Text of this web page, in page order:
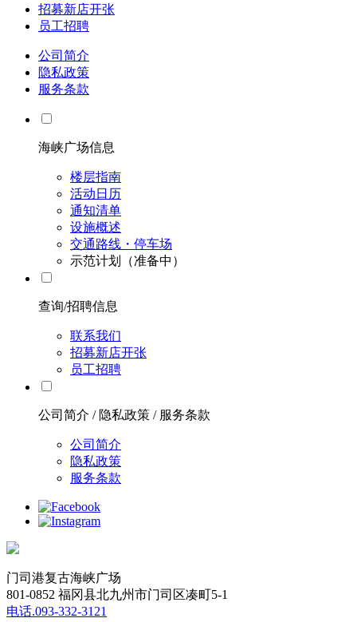
招募新店开张
员工招聘
公司简介
隐私政策
服务条款
海峡广场信息
楼层指南
活动日历
通知清单
设施概述
交通路线・停车场
示范计划（准备中）
查询/招聘信息
联系我们
招募新店开张
员工招聘
公司简介 / 隐私政策 / 服务条款
公司简介
隐私政策
服务条款
门司港复古海峡广场
801-0852 福冈县北九州市门司区凑町5-1
电话.093-332-3121